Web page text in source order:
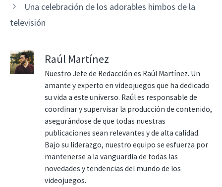
Una celebración de los adorables himbos de la
televisión
Raúl Martínez
Nuestro Jefe de Redacción es Raúl Martínez. Un
amante y experto en videojuegos que ha dedicado
su vida a este universo. Raúl es responsable de
coordinar y supervisar la producción de contenido,
asegurándose de que todas nuestras
publicaciones sean relevantes y de alta calidad.
Bajo su liderazgo, nuestro equipo se esfuerza por
mantenerse a la vanguardia de todas las
novedades y tendencias del mundo de los
videojuegos.